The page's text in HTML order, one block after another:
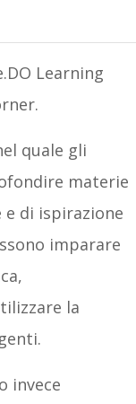
Learning
quale gli
materie
e di ispirazione
imparare
la
invece